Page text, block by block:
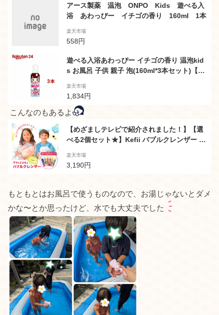
アース製薬 温泡 ONPO Kids 遊べる入
浴 あわっぴー イチゴの香り 160ml 1本
楽天市場
558円
遊べる入浴あわっぴー イチゴの香り 温泡kid
s お風呂 子供 親子 泡(160ml*3本セット)【温
い 遊び 浴槽]
楽天市場
1,834円
こんなのもあるよ
【めざましテレビで紹介されました！】【選
べる2個セット★】Kefii バブルクレンザー ボ
楽しい お風呂のおもちゃ おもしろ あわあわ
キッズ 女の子 ケピ 泡風呂 ケフィー 泡スプレ
楽天市場
3,190円
もともとはお風呂で使うものなので、お湯じゃないとダメ
かな〜とか思ったけど、水でも大丈夫でした